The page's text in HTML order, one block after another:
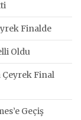
Finalde
Oldu
Çeyrek Final
Geçiş